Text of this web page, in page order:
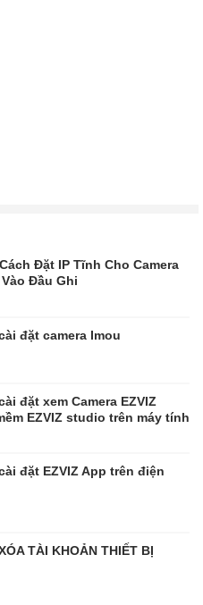
Đặt IP Tĩnh Cho Camera
Đầu Ghi
đặt camera Imou
đặt xem Camera EZVIZ
EZVIZ studio trên máy tính
đặt EZVIZ App trên điện
TÀI KHOẢN THIẾT BỊ